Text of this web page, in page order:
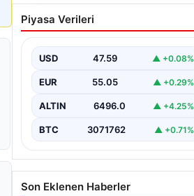
Rafet Dalkıran kimdir?
Yeni Hava Kuvvetleri
hayatı
Piyasa Verileri
USD 47.59 ▲ +0.08%
EUR 55.05 ▲ +0.29%
ALTIN 6496.0 ▲ +4.25%
BTC 3071762 ▲ +0.71%
Son Eklenen Haberler